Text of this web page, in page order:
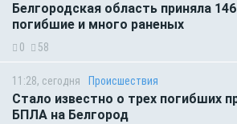
Белгородская область приняла
погибшие и много раненых
0 58
11:28, сегодня Происшествия
Стало известно о трех погибших
БПЛА на Белгород